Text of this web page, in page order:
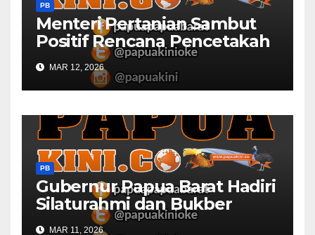
PB
Menteri Pertanian Sambut
Positif Rencana Pencetakah
Sawah dan Ladang di Papua
Barat
MAR 12, 2026
PB
Gubernur Papua Barat Hadiri
Silaturahmi dan Bukber
Bersama DPR RI dan
MAR 11, 2026